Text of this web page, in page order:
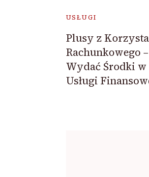
USŁUGI
Plusy z
Rachunkowego
Wydać Środki
Usługi